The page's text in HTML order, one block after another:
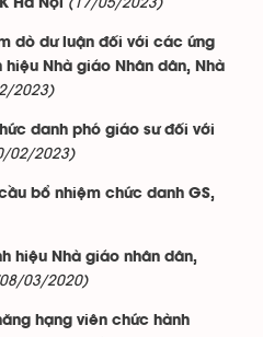
Hà Nội (17/05/2023)
dò dư luận đối với các ứng
Nhà giáo Nhân dân, Nhà
2023)
danh phó giáo sư đối với
02/2023)
bổ nhiệm chức danh GS,
hiệu Nhà giáo nhân dân,
03/2020)
hạng viên chức hành